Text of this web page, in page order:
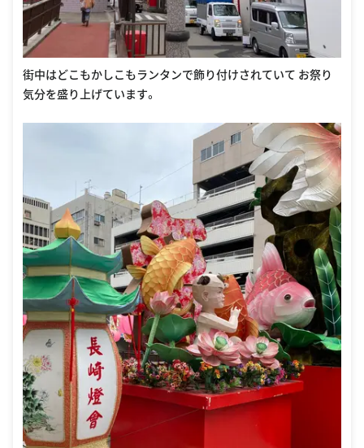
街中はどこもかしこもランタンで飾り付けされていて お祭り
気分を盛り上げています。